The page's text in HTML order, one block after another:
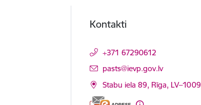
Kontakti
+371 67290612
E-pasts:
pasts@ievp.gov.lv
Stabu iela 89, Rīga, LV–1009